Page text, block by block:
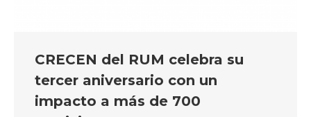
CRECEN del RUM celebra su
tercer aniversario con un
impacto a más de 700